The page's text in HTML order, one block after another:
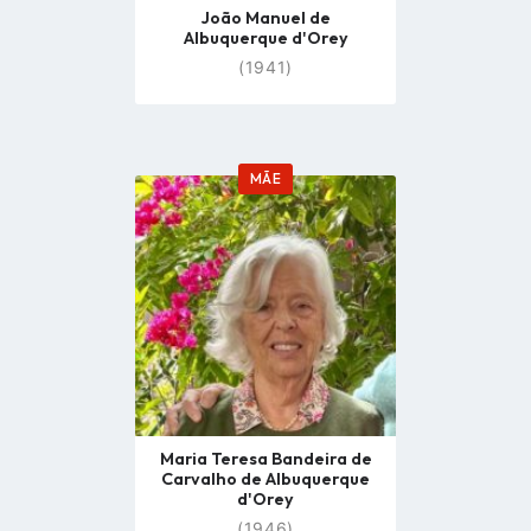
João Manuel de
Albuquerque d'Orey
(1941)
MÃE
Go
to
profile
page
Maria Teresa Bandeira de
Carvalho de Albuquerque
d'Orey